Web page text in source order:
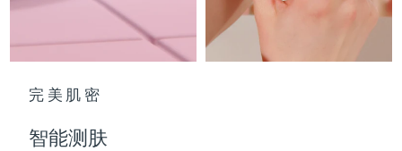
完美肌密
智能测肤
卢森堡 预计送达日期 8/10/26